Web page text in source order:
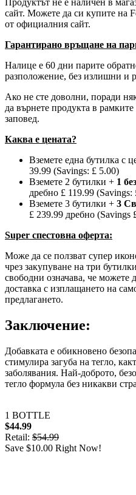
Продуктът не е наличен в
сайт. Можете да си купите на
от официалния сайт.
Гарантирано връщане на
Налице е 60 дни парите
разположение, без излишни и
Ако не сте доволни, поради
да върнете продукта в
заповед.
Каква е цената?
Вземете една бутилка с
39.99 (Savings: £ 5.00)
Вземете 2 бутилки + 1
дребно £ 119.99 (Savings:
Вземете 3 бутилки + 3
£ 239.99 дребно (Savings
Super спестовна оферта:
Може да се ползват супер
чрез закупуване на три
свободни означава, че можете
доставка с изплащането на
предлагането.
Заключение:
Добавката е обикновено
стимулира загуба на тегло,
заболявания. Най-доброто,
тегло формула без никакви
1 BOTTLE
$44.99
Retail: $54.99
Save $10.00 Right Now!